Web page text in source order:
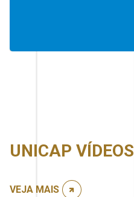
UNICAP VÍDEOS
VEJA MAIS